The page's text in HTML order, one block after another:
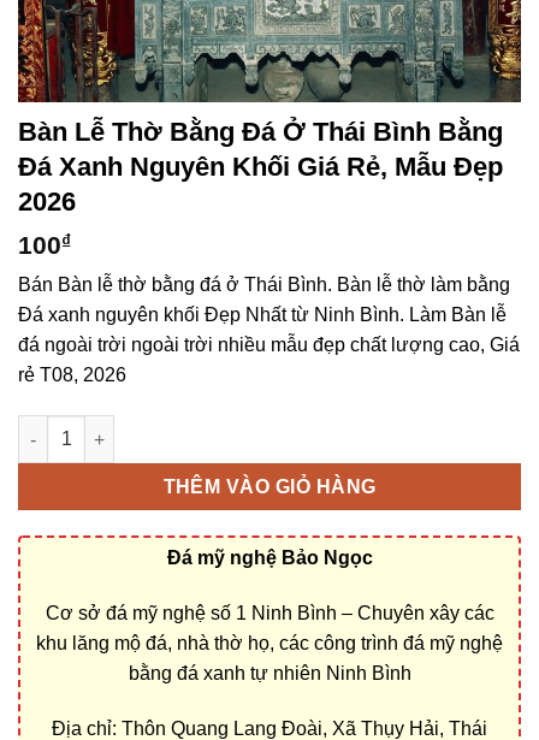
Bàn Lễ Thờ Bằng Đá Ở Thái Bình Bằng
Đá Xanh Nguyên Khối Giá Rẻ, Mẫu Đẹp
2026
100₫
Bán Bàn lễ thờ bằng đá ở Thái Bình. Bàn lễ thờ làm bằng
Đá xanh nguyên khối Đẹp Nhất từ Ninh Bình. Làm Bàn lễ
đá ngoài trời ngoài trời nhiều mẫu đẹp chất lượng cao, Giá
rẻ T08, 2026
Bàn lễ thờ bằng đá ở Thái Bình bằng Đá xanh nguyên khối
THÊM VÀO GIỎ HÀNG
Đá mỹ nghệ Bảo Ngọc
Cơ sở đá mỹ nghệ số 1 Ninh Bình – Chuyên xây các
khu lăng mộ đá, nhà thờ họ, các công trình đá mỹ nghệ
bằng đá xanh tự nhiên Ninh Bình
Địa chỉ: Thôn Quang Lang Đoài, Xã Thụy Hải, Thái